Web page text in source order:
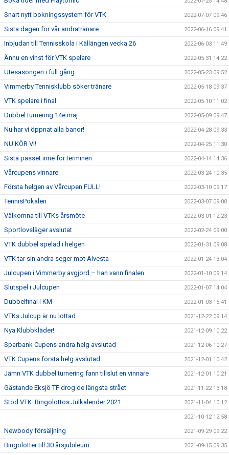
Snart nytt bokningssystem för VTK 2022-07-07 09:46
Sista dagen för vår andratränare 2022-06-16 09:41
Inbjudan till Tennisskola i Källängen vecka 26 2022-06-03 11:49
Ännu en vinst för VTK spelare 2022-05-31 14:22
Utesäsongen i full gång 2022-05-23 09:52
Vimmerby Tennisklubb söker tränare 2022-05-18 09:37
VTK spelare i final 2022-05-10 11:02
Dubbel turnering 14e maj 2022-05-09 09:47
Nu har vi öppnat alla banor! 2022-04-28 09:33
NU KÖR VI! 2022-04-25 11:30
Sista passet inne för terminen 2022-04-14 14:36
Vårcupens vinnare 2022-03-24 10:35
Första helgen av Vårcupen FULL! 2022-03-10 09:17
TennisPokalen 2022-03-07 09:00
Välkomna till VTKs årsmöte 2022-03-01 12:23
Sportlovsläger avslutat 2022-02-24 09:00
VTK dubbel spelad i helgen 2022-01-31 09:08
VTK tar sin andra seger mot Alvesta 2022-01-24 13:04
Julcupen i Vimmerby avgjord – han vann finalen 2022-01-10 09:14
Slutspel i Julcupen 2022-01-07 14:04
Dubbelfinal i KM 2022-01-03 15:41
VTKs Julcup är nu lottad 2021-12-22 09:14
Nya Klubbkläder! 2021-12-09 10:22
Sparbank Cupens andra helg avslutad 2021-12-06 10:27
VTK Cupens första helg avslutad 2021-12-01 10:42
Jämn VTK dubbel turnering fann tillslut en vinnare 2021-12-01 10:21
Gästande Eksjö TF drog de längsta strået 2021-11-22 13:18
Stöd VTK. Bingolottos Julkalender 2021 2021-11-04 10:12
2021-10-12 12:58
Newbody försäljning 2021-09-29 09:22
Bingolotter till 30 årsjubileum 2021-09-15 09:35